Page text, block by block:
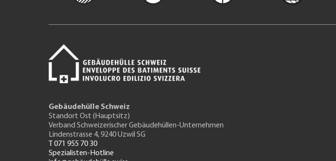
Gebäudehülle Schweiz
Standort Ost (Hauptsitz)
Verband Schweizerischer Gebäudehüllen-Unternehmen
Lindenstrasse 4, 9240 Uzwil SG
T 071 955 70 30
Spezialisten-Hotline